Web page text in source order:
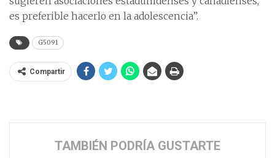
es preferible hacerlo en la adolescencia”.
G5091
Compartir
TAMBIÉN PODRÍA GUSTARTE